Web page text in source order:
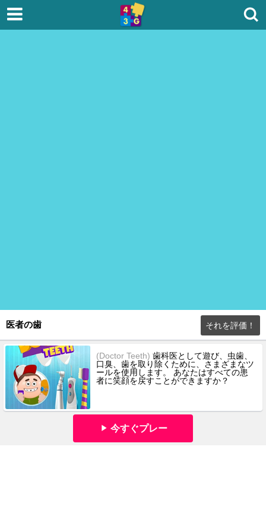
医者の歯 それを評価！
(Doctor Teeth) 歯科医として遊び、虫歯、
口臭、歯を取り除くために、さまざまなツ
ールを使用します。 あなたはすべての患
者に笑顔を戻すことができますか？
今すぐプレー